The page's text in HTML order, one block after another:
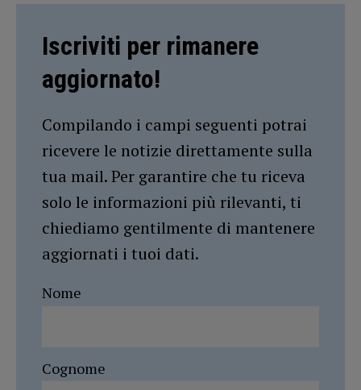
Iscriviti per rimanere
aggiornato!
Compilando i campi seguenti potrai
ricevere le notizie direttamente sulla
tua mail. Per garantire che tu riceva
solo le informazioni più rilevanti, ti
chiediamo gentilmente di mantenere
aggiornati i tuoi dati.
Nome
Cognome